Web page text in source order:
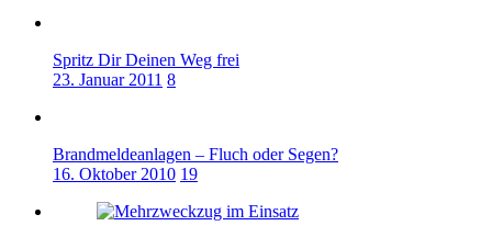
Spritz Dir Deinen Weg frei
23. Januar 2011 8
Brandmeldeanlagen – Fluch oder Segen?
16. Oktober 2010 19